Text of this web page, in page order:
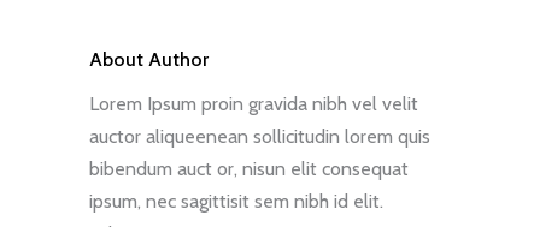
About Author
Lorem Ipsum proin gravida nibh vel velit
auctor aliqueenean sollicitudin lorem quis
bibendum auct or, nisun elit consequat
ipsum, nec sagittisit sem nibh id elit.